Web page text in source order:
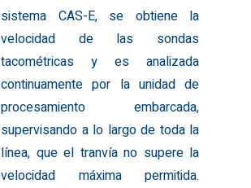
sistema CAS-E, se obtiene la
velocidad de las sondas
tacométricas y es analizada
continuamente por la unidad de
procesamiento embarcada,
supervisando a lo largo de toda la
línea, que el tranvía no supere la
velocidad máxima permitida.